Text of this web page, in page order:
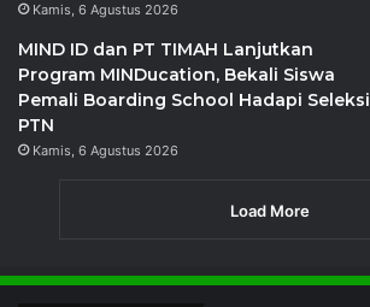
Kamis, 6 Agustus 2026
MIND ID dan PT TIMAH Lanjutkan
Program MINDucation, Bekali Siswa
Pemali Boarding School Hadapi Seleksi
PTN
Kamis, 6 Agustus 2026
Load More